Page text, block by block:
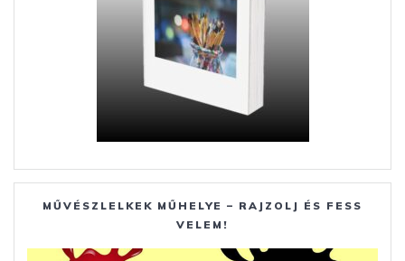
MŰVÉSZLELKEK MŰHELYE – RAJZOLJ ÉS FESS
VELEM!